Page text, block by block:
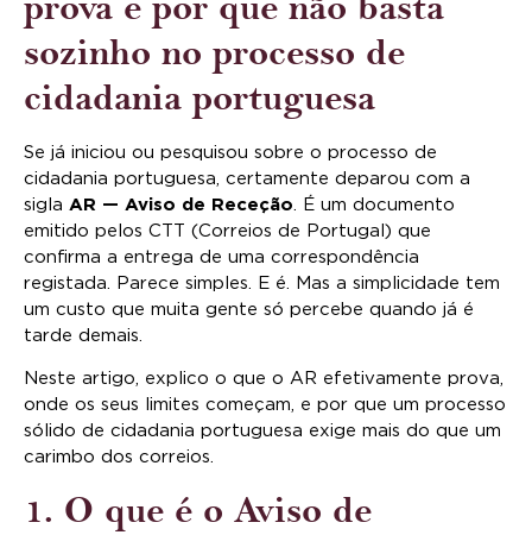
sozinho no processo de
cidadania portuguesa
Se já iniciou ou pesquisou sobre o processo de
cidadania portuguesa, certamente deparou com a
sigla AR — Aviso de Receção. É um documento
emitido pelos CTT (Correios de Portugal) que
confirma a entrega de uma correspondência
registada. Parece simples. E é. Mas a simplicidade tem
um custo que muita gente só percebe quando já é
tarde demais.
Neste artigo, explico o que o AR efetivamente prova,
onde os seus limites começam, e por que um processo
sólido de cidadania portuguesa exige mais do que um
carimbo dos correios.
1. O que é o Aviso de